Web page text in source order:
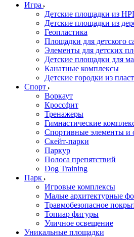
Игра
Детские площадки из
Детские площадки из
Геопластика
Площадки для детского
Элементы для детских
Детские площадки для
Канатные комплексы
Детские городки из
Спорт
Воркаут
Кроссфит
Тренажеры
Гимнастические
Спортивные элементы и
Скейт-парки
Паркур
Полоса препятствий
Dog Training
Парк
Игровые комплексы
Малые архитектурные
Травмобезопасное
Топиар фигуры
Уличное освещение
Уникальные площадки